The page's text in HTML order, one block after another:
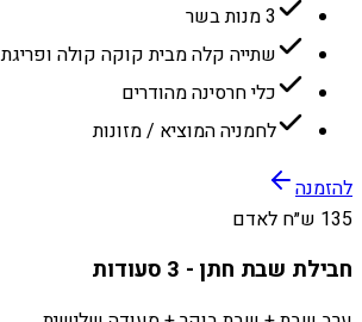
3 מנות בשר
שתייה קלה מבית קוקה קולה ופריגת
כלי חרסינה מהודרים
לחמניה המוציא / מזונות
להזמנה
135 ש״ח לאדם
חבילת שבת חתן - 3 סעודות